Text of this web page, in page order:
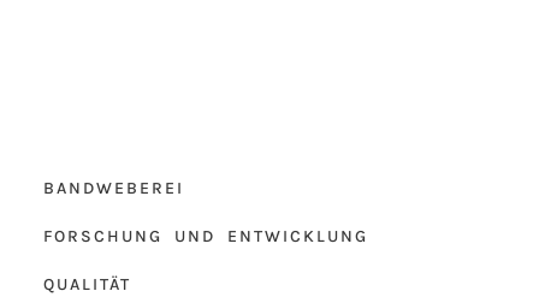
BANDWEBEREI
FORSCHUNG UND ENTWICKLUNG
QUALITÄT